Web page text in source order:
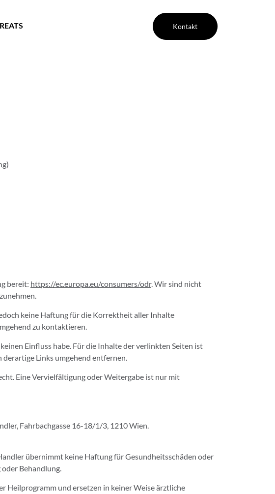
Kontakt
bereit: https://ec.europa.eu/consumers/odr. Wir sind nicht
keine Haftung für die Korrektheit aller Inhalte
zu kontaktieren.
Einfluss habe. Für die Inhalte der verlinkten Seiten ist
Links umgehend entfernen.
Eine Vervielfältigung oder Weitergabe ist nur mit
Fahrbachgasse 16-18/1/3, 1210 Wien.
übernimmt keine Haftung für Gesundheitsschäden oder
Behandlung.
Heilprogramm und ersetzen in keiner Weise ärztliche